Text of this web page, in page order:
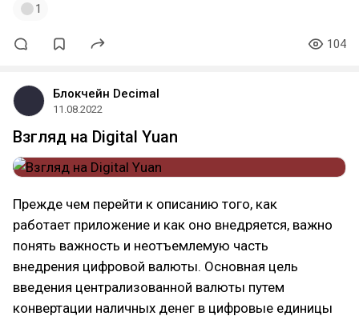
1
104
Блокчейн Decimal
11.08.2022
Взгляд на Digital Yuan
Прежде чем перейти к описанию того, как
работает приложение и как оно внедряется, важно
понять важность и неотъемлемую часть
внедрения цифровой валюты. Основная цель
введения централизованной валюты путем
конвертации наличных денег в цифровые единицы